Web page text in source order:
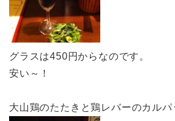
グラスは450円からなのです。
安い～！
大山鶏のたたきと鶏レバーのカルパ